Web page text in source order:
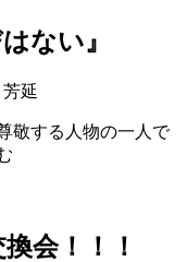
ない』
延
敬する人物の一人で
け会！！！